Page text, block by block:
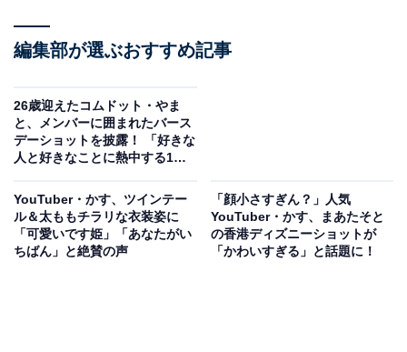
編集部が選ぶおすすめ記事
26歳迎えたコムドット・やま
と、メンバーに囲まれたバース
デーショットを披露！ 「好きな
人と好きなことに熱中する1年
YouTuber・かす、ツインテー
ル＆太ももチラリな衣装姿に
「可愛いです姫」「あなたがい
ちばん」と絶賛の声
「顔小さすぎん？」人気
YouTuber・かす、まあたそと
の香港ディズニーショットが
「かわいすぎる」と話題に！